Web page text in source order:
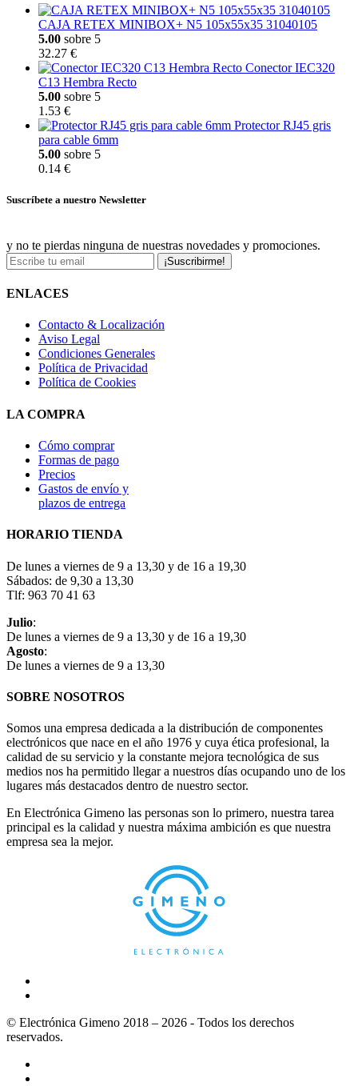
CAJA RETEX MINIBOX+ N5 105x55x35 31040105
5.00 sobre 5
32.27 €
Conector IEC320
C13 Hembra Recto
5.00 sobre 5
1.53 €
Protector RJ45 gris
para cable 6mm
5.00 sobre 5
0.14 €
Suscríbete a nuestro Newsletter
y no te pierdas ninguna de nuestras novedades y promociones.
¡Suscribirme!
ENLACES
Contacto & Localización
Aviso Legal
Condiciones Generales
Política de Privacidad
Política de Cookies
LA COMPRA
Cómo comprar
Formas de pago
Precios
Gastos de envío y
plazos de entrega
HORARIO TIENDA
De lunes a viernes de 9 a 13,30 y de 16 a 19,30
Sábados: de 9,30 a 13,30
Tlf: 963 70 41 63
Julio:
De lunes a viernes de 9 a 13,30 y de 16 a 19,30
Agosto:
De lunes a viernes de 9 a 13,30
SOBRE NOSOTROS
Somos una empresa dedicada a la distribución de componentes
electrónicos que nace en el año 1976 y cuya ética profesional, la
calidad de su servicio y la constante mejora tecnológica de sus
medios nos ha permitido llegar a nuestros días ocupando uno de los
lugares más destacados dentro de nuestro sector.
En Electrónica Gimeno las personas son lo primero, nuestra tarea
principal es la calidad y nuestra máxima ambición es que nuestra
empresa sea la mejor.
© Electrónica Gimeno 2018 – 2026 - Todos los derechos
reservados.